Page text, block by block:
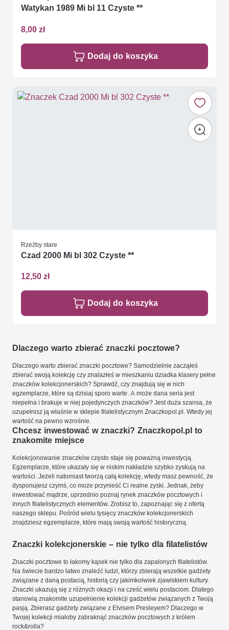
Watykan 1989 Mi bl 11 Czyste **
8,00 zł
Dodaj do koszyka
Rzeźby stare
Czad 2000 Mi bl 302 Czyste **
12,50 zł
Dodaj do koszyka
Dlaczego warto zbierać znaczki pocztowe?
Dlaczego warto zbierać znaczki pocztowe? Samodzielnie zacząłeś
zbierać swoją kolekcję czy znalazłeś w mieszkaniu dziadka klasery pełne
znaczków kolekcjonerskich? Sprawdź, czy znajdują się w nich
egzemplarze, które są dzisiaj sporo warte. A może dana seria jest
niepełna i brakuje w niej pojedynczych znaczków? Jest duża szansa, że
uzupełnisz ją właśnie w sklepie filatelistycznym Znaczkopol.pl. Wtedy jej
wartość na pewno wzrośnie.
Chcesz inwestować w znaczki? Znaczkopol.pl to
znakomite miejsce
Kolekcjonowanie znaczków często staje się poważną inwestycją.
Egzemplarze, które ukazały się w niskim nakładzie szybko zyskują na
wartości. Jeżeli natomiast tworzą całą kolekcję, wtedy masz pewność, że
dysponujesz czymś, co może przynieść Ci realne zyski. Jednak, żeby
inwestować mądrze, uprzednio poznaj rynek znaczków pocztowych i
innych filatelistycznych elementów. Zrobisz to, zapoznając się z ofertą
naszego sklepu. Pośród wielu tysięcy znaczków kolekcjonerskich
znajdziesz egzemplarze, które mają swoją wartość historyczną.
Znaczki kolekcjonerskie – nie tylko dla filatelistów
Znaczki pocztowe to łakomy kąsek nie tylko dla zapalonych filatelistów.
Na świecie bardzo łatwo znaleźć ludzi, którzy zbierają wszelkie gadżety
związane z daną postacią, historią czy jakimkolwiek zjawiskiem kultury.
Znaczki ukazują się z różnych okazji i na cześć wielu postaciom. Dlatego
stanowią znakomite uzupełnienie kolekcji gadżetów związanych z Twoją
pasją. Zbierasz gadżety związane z Elvisem Presleyem? Dlaczego w
Twojej kolekcji miałoby zabraknąć znaczków pocztowych z królem
rock&rolla?